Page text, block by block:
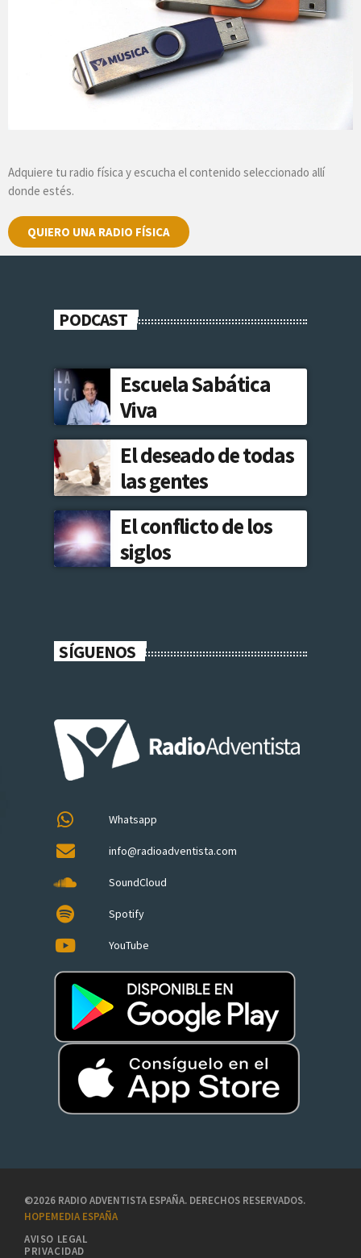
Adquiere tu radio física y escucha el contenido seleccionado allí
donde estés.
QUIERO UNA RADIO FÍSICA
PODCAST
Escuela Sabática
Viva
El deseado de todas
las gentes
El conflicto de los
siglos
SÍGUENOS
Whatsapp
info@radioadventista.com
SoundCloud
Spotify
YouTube
©2026 RADIO ADVENTISTA ESPAÑA. DERECHOS RESERVADOS.
HOPEMEDIA ESPAÑA
AVISO LEGAL
PRIVACIDAD